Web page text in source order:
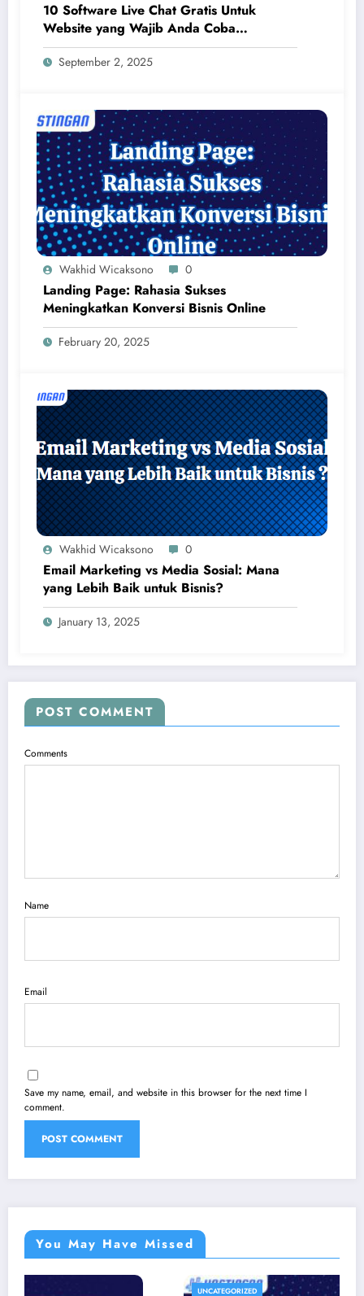
10 Software Live Chat Gratis Untuk
Website yang Wajib Anda Coba
Sekarang Juga!
September 2, 2025
Wakhid Wicaksono 0
Landing Page: Rahasia Sukses
Meningkatkan Konversi Bisnis Online
February 20, 2025
Wakhid Wicaksono 0
Email Marketing vs Media Sosial: Mana
yang Lebih Baik untuk Bisnis?
January 13, 2025
POST COMMENT
Comments
Name
Email
Save my name, email, and website in this browser for the next time I
comment.
You May Have Missed